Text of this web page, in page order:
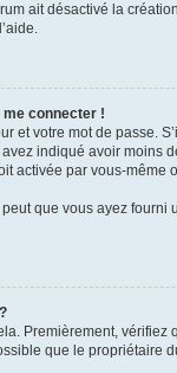
ait désactivé la
connecter !
et votre mot de passe.
indiqué avoir moins
activée par vous-même
que vous ayez
Premièrement, vérifiez
que le propriétaire